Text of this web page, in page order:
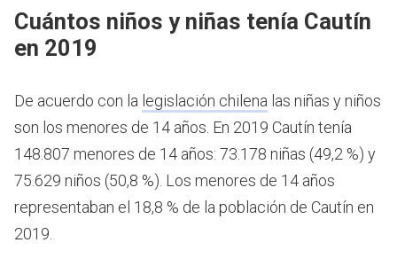
Cuántos niños y niñas tenía Cautín
en 2019
De acuerdo con la legislación chilena las niñas y niños
son los menores de 14 años. En 2019 Cautín tenía
148.807 menores de 14 años: 73.178 niñas (49,2 %) y
75.629 niños (50,8 %). Los menores de 14 años
representaban el 18,8 % de la población de Cautín en
2019.